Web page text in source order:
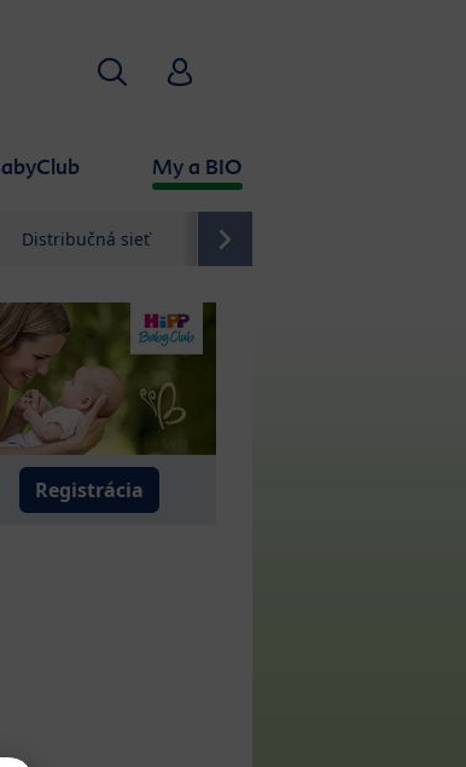
My a BIO
HľadaťHiPP Babyclub
Distribučná sieť Kontakt
Registrácia